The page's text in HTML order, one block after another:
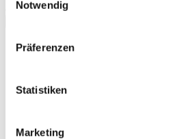
Notwendig
Präferenzen
Statistiken
Marketing
anzusehen.
Galerie